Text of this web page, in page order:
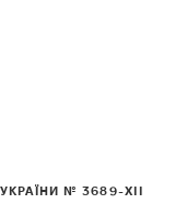
№ 3689-XII